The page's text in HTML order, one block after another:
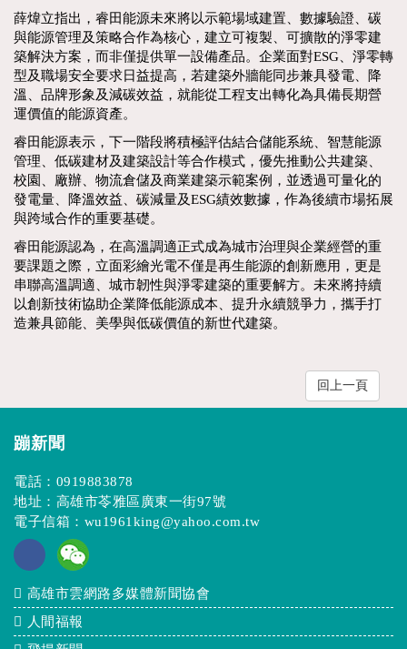
薛煒立指出，睿田能源未來將以示範場域建置、數據驗證、碳
與能源管理及策略合作為核心，建立可複製、可擴散的淨零建
築解決方案，而非僅提供單一設備產品。企業面對ESG、淨零轉
型及職場安全要求日益提高，若建築外牆能同步兼具發電、降
溫、品牌形象及減碳效益，就能從工程支出轉化為具備長期營
運價值的能源資產。
睿田能源表示，下一階段將積極評估結合儲能系統、智慧能源
管理、低碳建材及建築設計等合作模式，優先推動公共建築、
校園、廠辦、物流倉儲及商業建築示範案例，並透過可量化的
發電量、降溫效益、碳減量及ESG績效數據，作為後續市場拓展
與跨域合作的重要基礎。
睿田能源認為，在高溫調適正式成為城市治理與企業經營的重
要課題之際，立面彩繪光電不僅是再生能源的創新應用，更是
串聯高溫調適、城市韌性與淨零建築的重要解方。未來將持續
以創新技術協助企業降低能源成本、提升永續競爭力，攜手打
造兼具節能、美學與低碳價值的新世代建築。
回上一頁
蹦新聞
電話： 0919883878
地址：高雄市苓雅區廣東一街97號
電子信箱： wu1961king@yahoo.com.tw
高雄市雲網路多媒體新聞協會
人間福報